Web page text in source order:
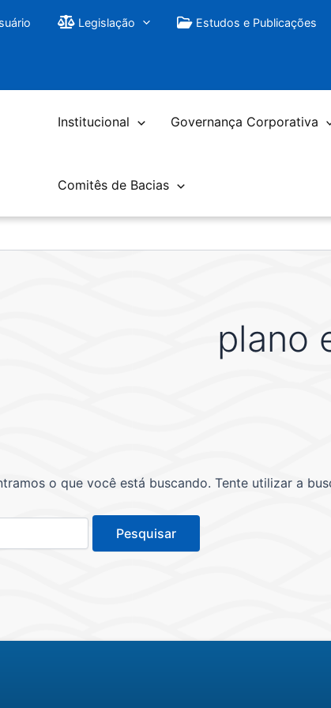
Legislação Estudos e Publicações
Institucional Governança Corporativa
Comitês de Bacias
plano
o que você está buscando. Tente utilizar a